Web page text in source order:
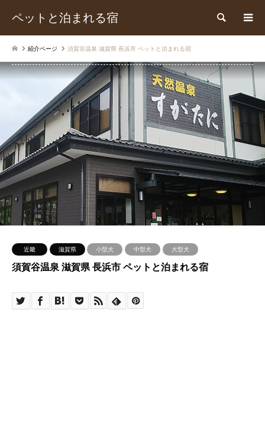
ペットと泊まれる宿 検索
紹介ページ 須賀谷温泉 滋賀県 長浜市 ペットと泊まれる宿
近畿 滋賀県 小型犬 中型犬 大型犬
須賀谷温泉 滋賀県 長浜市 ペットと泊まれる宿